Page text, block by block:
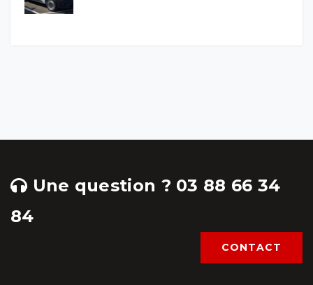
Une question ? 03 88 66 34
84
CONTACT